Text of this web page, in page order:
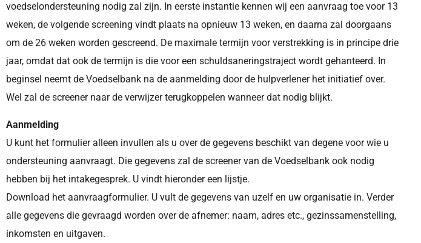
voedselondersteuning nodig zal zijn. In eerste instantie kennen wij een aanvraag toe voor 13
weken, de volgende screening vindt plaats na opnieuw 13 weken, en daarna zal doorgaans
om de 26 weken worden gescreend. De maximale termijn voor verstrekking is in principe drie
jaar, omdat dat ook de termijn is die voor een schuldsaneringstraject wordt gehanteerd. In
beginsel neemt de Voedselbank na de aanmelding door de hulpverlener het initiatief over.
Wel zal de screener naar de verwijzer terugkoppelen wanneer dat nodig blijkt.
Aanmelding
U kunt het formulier alleen invullen als u over de gegevens beschikt van degene voor wie u
ondersteuning aanvraagt. Die gegevens zal de screener van de Voedselbank ook nodig
hebben bij het intakegesprek. U vindt hieronder een lijstje.
Download het aanvraagformulier. U vult de gegevens van uzelf en uw organisatie in. Verder
alle gegevens die gevraagd worden over de afnemer: naam, adres etc., gezinssamenstelling,
inkomsten en uitgaven.